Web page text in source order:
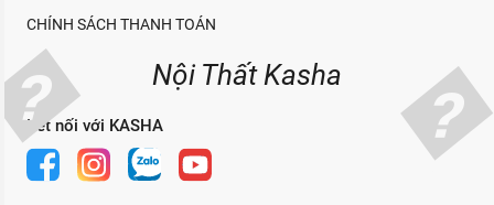
CHÍNH SÁCH THANH TOÁN
Nội Thất Kasha
Kết nối với KASHA